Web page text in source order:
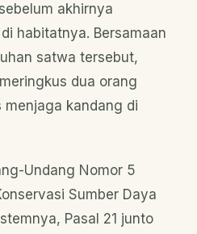
akhirnya
habitatnya. Bersamaan
satwa tersebut,
dua orang
kandang di
Undang Nomor 5
Sumber Daya
Pasal 21 junto